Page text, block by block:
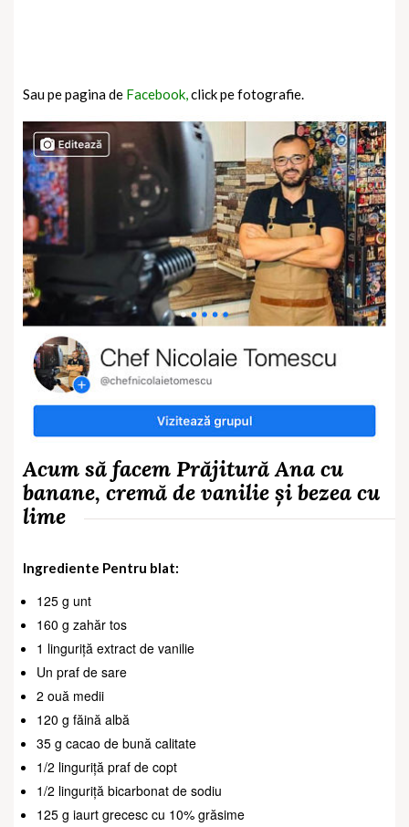
Sau pe pagina de Facebook,click pe fotografie.
Acum să facem Prăjitură Ana cu
banane, cremă de vanilie și bezea cu
lime
Ingrediente Pentru blat:
125 g unt
160 g zahăr tos
1 linguriță extract de vanilie
Un praf de sare
2 ouă medii
120 g făină albă
35 g cacao de bună calitate
1/2 linguriță praf de copt
1/2 linguriță bicarbonat de sodiu
125 g iaurt grecesc cu 10% grăsime